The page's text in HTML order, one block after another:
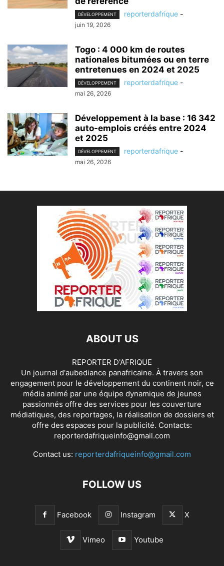
DÉVELOPPEMENT reporterdafrique -
juin 19, 2026
Togo : 4 000 km de routes
nationales bitumées ou en terre
entretenues en 2024 et 2025
DÉVELOPPEMENT reporterdafrique -
mai 26, 2026
Développement à la base : 16 342
auto-emplois créés entre 2024
et 2025
DÉVELOPPEMENT reporterdafrique -
mai 26, 2026
ABOUT US
REPORTER D'AFRIQUE
Un journal d'aubediance panafricaine. À travers son
engagement pour le développement du continent noir, ce
média animé par une équipe dynamique de jeunes
passionnés offre des services pour les couverture
médiatiques, des reportages, la réalisation de dossiers et
offre des espaces pour la publicité. Contacts:
reporterdafriqueinfo@gmail.com
Contact us: reporterdafriqueinfo@gmail.com
FOLLOW US
Facebook Instagram X
Vimeo Youtube